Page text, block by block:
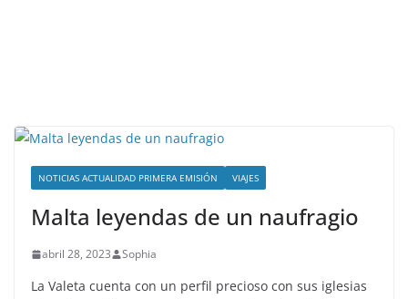
Malta leyendas de un naufragio